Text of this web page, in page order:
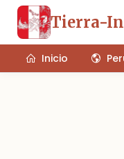
Tierra-
Inicio